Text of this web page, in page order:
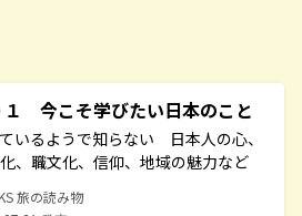
１ 今こそ学びたい日本のこと
いるようで知らない 日本人の心、
、職文化、信仰、地域の魅力など
旅の読み物